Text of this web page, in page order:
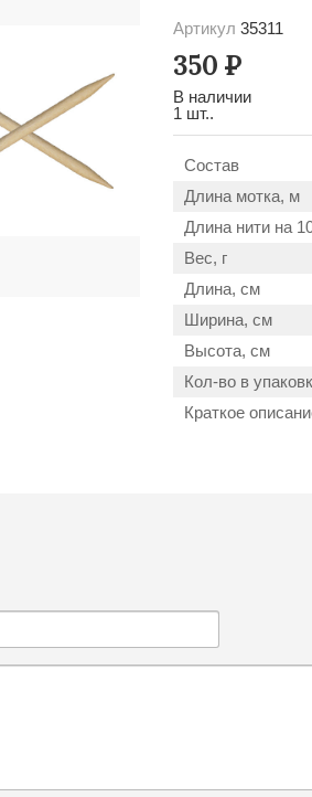
Артикул 35311
350 Р
В наличии
1 шт..
Состав
Длина мотка, м
Длина нити на
Вес, г
Длина, см
Ширина, см
Высота, см
Кол-во в
Краткое